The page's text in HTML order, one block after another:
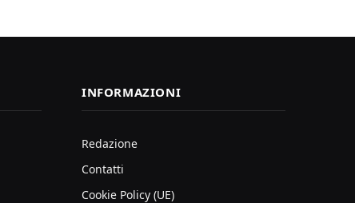
INFORMAZIONI
Redazione
Contatti
Cookie Policy (UE)